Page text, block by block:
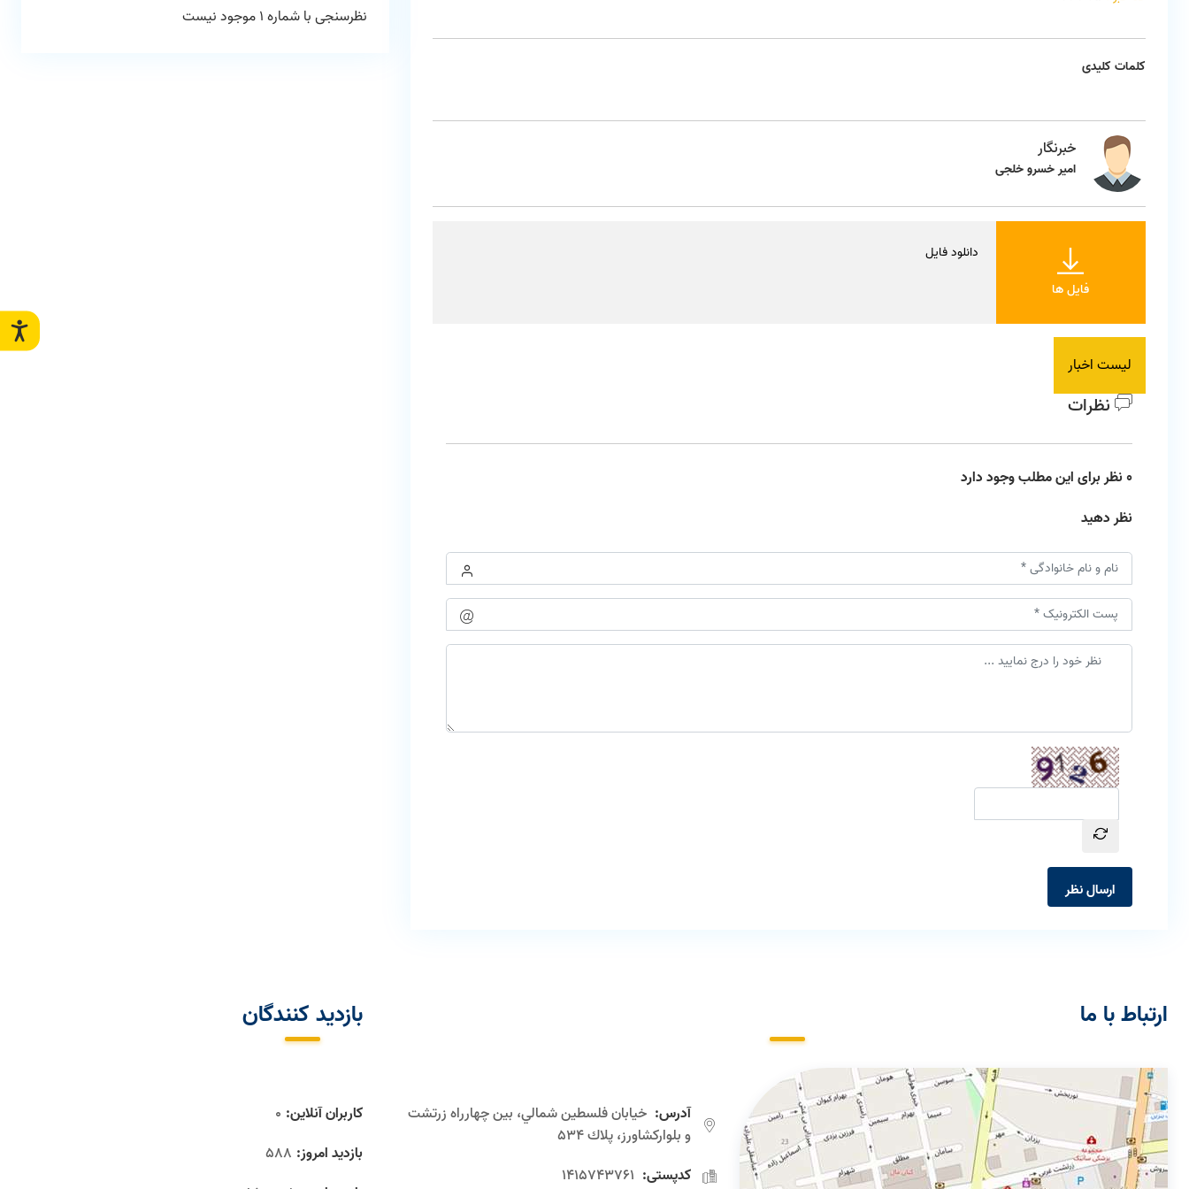
کلمات کلیدی
خبرنگار
امیر خسرو خلجی
فایل ها
دانلود فایل
لیست اخبار
نظرات
0 نظر برای این مطلب وجود دارد
نظر دهید
ارسال نظر
نظرسنجی با شماره 1 موجود نیست
ارتباط با ما
آدرس: خيابان فلسطين شمالي، بين چهارراه زرتشت
و بلواركشاورز، پلاك 534
کدپستی: 1415743761
بازديد كنندگان
کاربران آنلاین: 0
بازدید امروز: 588